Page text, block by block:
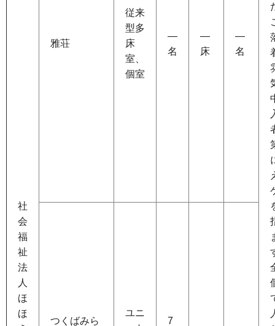
社
会
福
祉
法
人
ほ
ほ
雅荘
従来
型多
床
室、
個室
―
名
―
床
―
名
つくばみら
ユニ
7